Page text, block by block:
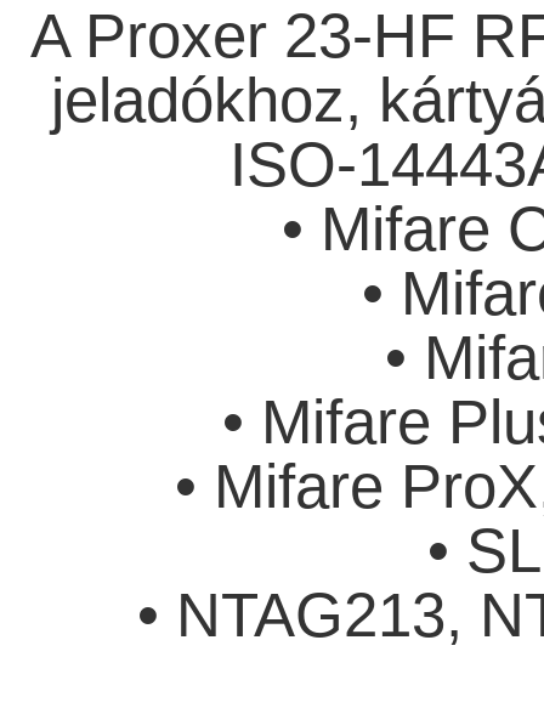
A Proxer 23-HF
jeladókhoz,
ISO-
• Mifare
•
•
• Mifare
• Mifare
•
• NTAG213,